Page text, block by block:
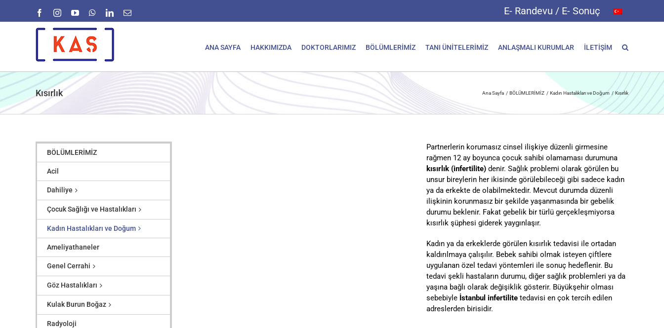
FacebookInstagramYouTubeWhatsApp
LinkedIn
E-
posta
E- Randevu / E- Sonuç
ANA SAYFA HAKKIMIZDA DOKTORLARIMIZ BÖLÜMLERİMİZ TANI ÜNİTELERİMİZ ANLAŞMALI KURUMLAR İLETİŞİM
Kısırlık Ana Sayfa BÖLÜMLERİMİZ Kadın Hastalıkları ve Doğum Kısırlık
Partnerlerin korumasız cinsel ilişkiye düzenli girmesine
rağmen 12 ay boyunca çocuk sahibi olamaması durumuna
kısırlık (infertilite) denir. Sağlık problemi olarak görülen bu
unsur bireylerin her ikisinde görülebileceği gibi sadece kadın
ya da erkekte de olabilmektedir. Mevcut durumda düzenli
ilişkinin korunmasız bir şekilde yaşanmasında bir gebelik
durumu beklenir. Fakat gebelik bir türlü gerçekleşmiyorsa
kısırlık şüphesi giderek yaygınlaşır.
Kadın ya da erkeklerde görülen kısırlık tedavisi ile ortadan
kaldırılmaya çalışılır. Bebek sahibi olmak isteyen çiftlere
uygulanan özel tedavi yöntemleri ile sonuç hedeflenir. Bu
tedavi şekli hastaların durumu, diğer sağlık problemleri ya da
yaşına bağlı olarak değişiklik gösterir. Büyükşehir olması
sebebiyle İstanbul infertilite tedavisi en çok tercih edilen
adreslerden birisidir.
BÖLÜMLERİMİZ
Acil
Dahiliye
Çocuk Sağlığı ve Hastalıkları
Kadın Hastalıkları ve Doğum
Ameliyathaneler
Genel Cerrahi
Göz Hastalıkları
Kulak Burun Boğaz
Radyoloji